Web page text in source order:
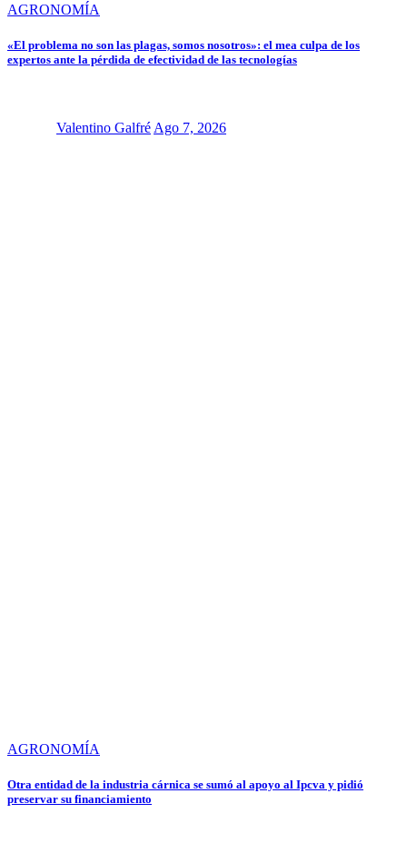
AGRONOMÍA
«El problema no son las plagas, somos nosotros»: el mea culpa de los
expertos ante la pérdida de efectividad de las tecnologías
Valentino Galfré Ago 7, 2026
AGRONOMÍA
Otra entidad de la industria cárnica se sumó al apoyo al Ipcva y pidió
preservar su financiamiento